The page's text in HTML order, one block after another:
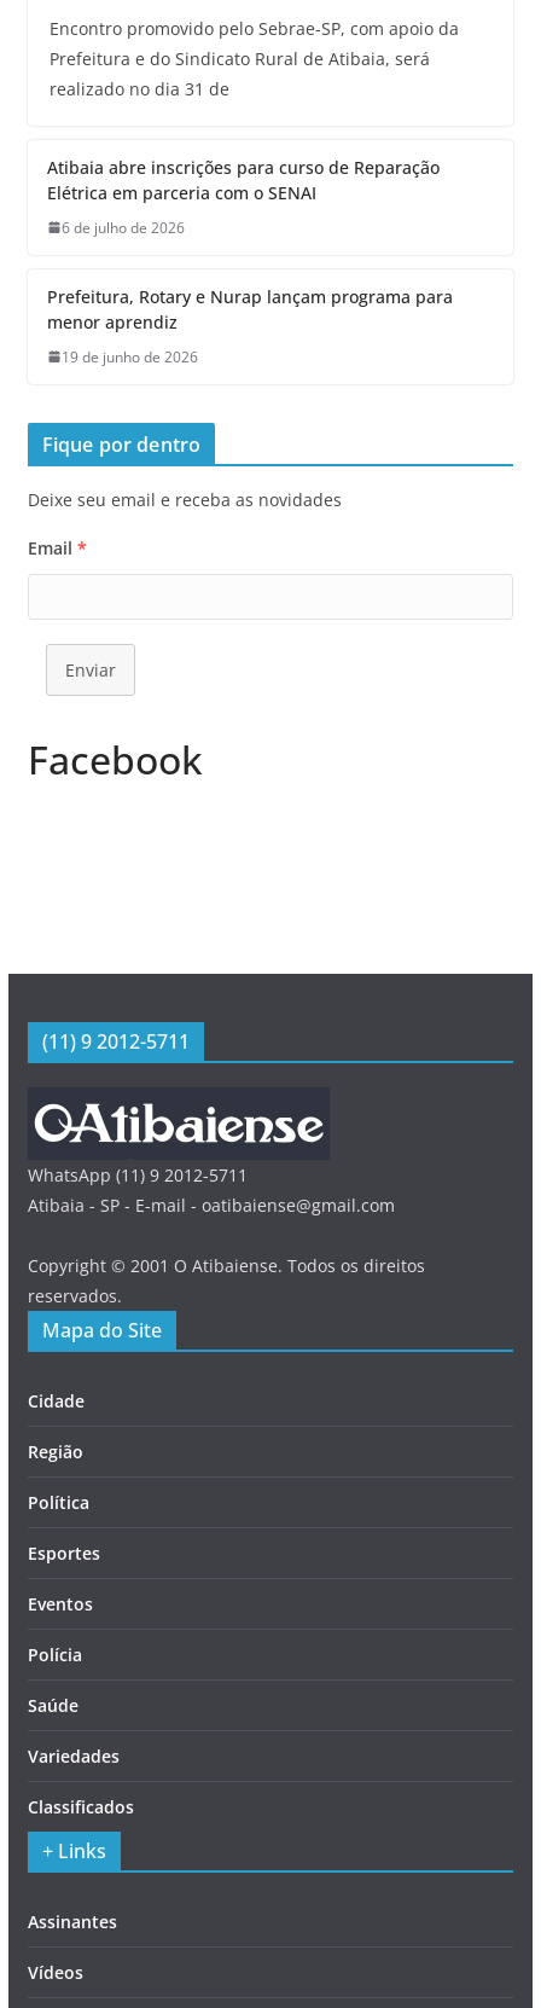
Encontro promovido pelo Sebrae-SP, com apoio da
Prefeitura e do Sindicato Rural de Atibaia, será
realizado no dia 31 de
Atibaia abre inscrições para curso de Reparação
Elétrica em parceria com o SENAI
6 de julho de 2026
Prefeitura, Rotary e Nurap lançam programa para
menor aprendiz
19 de junho de 2026
Fique por dentro
Deixe seu email e receba as novidades
Email *
Enviar
Facebook
(11) 9 2012-5711
WhatsApp (11) 9 2012-5711
Atibaia - SP - E-mail - oatibaiense@gmail.com
Copyright © 2001 O Atibaiense. Todos os direitos
reservados.
Mapa do Site
Cidade
Região
Política
Esportes
Eventos
Polícia
Saúde
Variedades
Classificados
+ Links
Assinantes
Vídeos